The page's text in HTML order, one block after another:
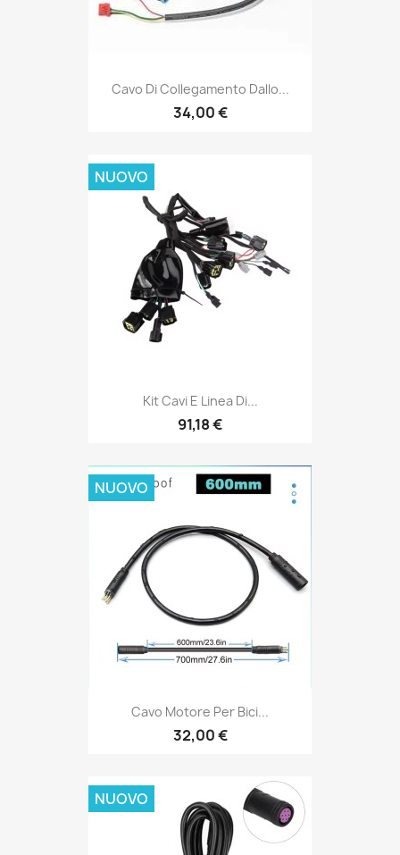
Cavo Di Collegamento Dallo...
34,00 €
Kit Cavi E Linea Di...
91,18 €
NUOVO
Cavo Motore Per Bici...
32,00 €
NUOVO
NUOVO